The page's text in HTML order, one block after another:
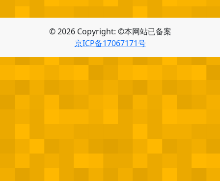
© 2026 Copyright: ©本网站已备案
京ICP备17067171号